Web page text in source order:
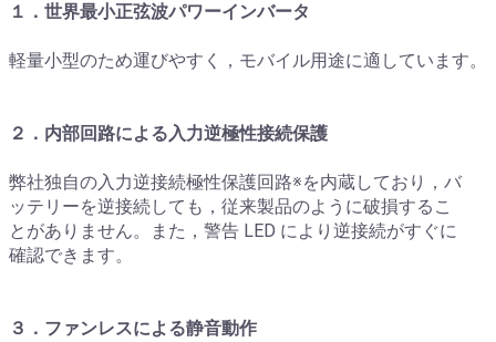
１．世界最小正弦波パワーインバータ
軽量小型のため運びやすく，モバイル用途に適しています。
２．内部回路による入力逆極性接続保護
弊社独自の入力逆接続極性保護回路※を内蔵しており，バ
ッテリーを逆接続しても，従来製品のように破損するこ
とがありません。また，警告 LED により逆接続がすぐに
確認できます。
３．ファンレスによる静音動作